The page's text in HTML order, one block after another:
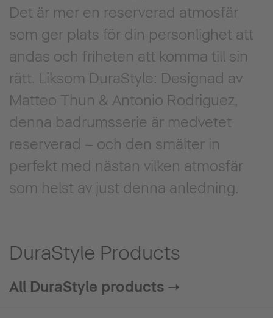
Det är mer en reserverad atmosfär
som ger plats för din personlighet att
andas och friheten att komma till sin
rätt. Liksom DuraStyle: Designad av
Matteo Thun & Antonio Rodriguez,
denna badrumsserie är medvetet
reserverad – och den smälter in
perfekt med nästan vilken atmosfär
som helst av just denna anledning.
DuraStyle Products
All DuraStyle products ➝